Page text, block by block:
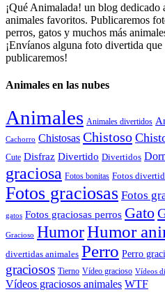
¡Qué Animalada! un blog dedicado
animales favoritos. Publicaremos
perros, gatos y muchos más
¡Envíanos alguna foto divertida que
publicaremos!
Animales en las nubes
Animales Animales divertidos
Cachorro Chistosas Chistoso
Cute Disfraz Divertido Divertidos
graciosa Fotos bonitas Fotos
Fotos graciosas Fotos
gatos Fotos graciosas perros Gato
Gracioso HumorHumor
divertidas animales Perro Perro
graciosos Tierno Vídeo gracioso Vídeos
Vídeos graciosos animales WTF